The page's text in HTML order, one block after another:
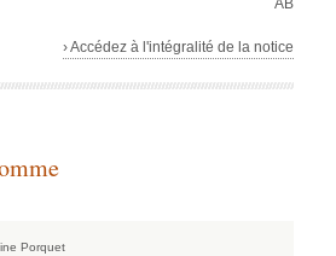
AB
› Accédez à l'intégralité de la notice
Porquet